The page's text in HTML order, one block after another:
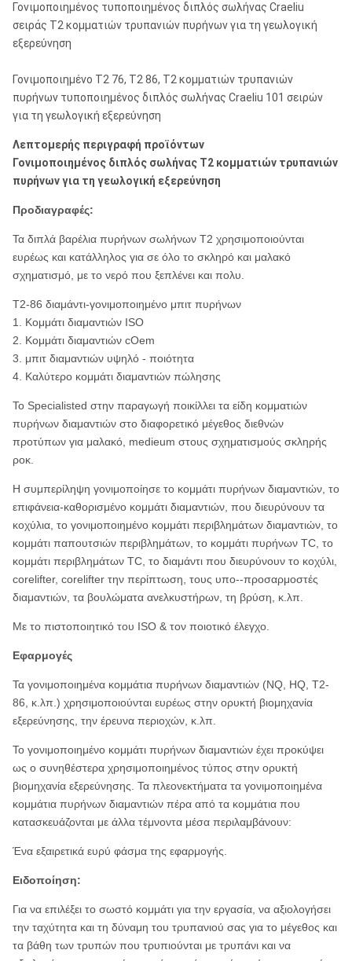
Γονιμοποιημένος τυποποιημένος διπλός σωλήνας Craeliu
σειράς T2 κομματιών τρυπανιών πυρήνων για τη γεωλογική
εξερεύνηση
Γονιμοποιημένο T2 76, T2 86, T2 κομματιών τρυπανιών
πυρήνων τυποποιημένος διπλός σωλήνας Craeliu 101 σειρών
για τη γεωλογική εξερεύνηση
Λεπτομερής περιγραφή προϊόντων
Γονιμοποιημένος διπλός σωλήνας T2 κομματιών τρυπανιών
πυρήνων για τη γεωλογική εξερεύνηση
Προδιαγραφές:
Τα διπλά βαρέλια πυρήνων σωλήνων T2 χρησιμοποιούνται
ευρέως και κατάλληλος για σε όλο το σκληρό και μαλακό
σχηματισμό, με το νερό που ξεπλένει και πολυ.
T2-86 διαμάντι-γονιμοποιημένο μπιτ πυρήνων
1. Κομμάτι διαμαντιών ISO
2. Κομμάτι διαμαντιών cOem
3. μπιτ διαμαντιών υψηλό - ποιότητα
4. Καλύτερο κομμάτι διαμαντιών πώλησης
Το Specialisted στην παραγωγή ποικίλλει τα είδη κομματιών
πυρήνων διαμαντιών στο διαφορετικό μέγεθος διεθνών
προτύπων για μαλακό, medieum στους σχηματισμούς σκληρής
ροκ.
Η συμπερίληψη γονιμοποίησε το κομμάτι πυρήνων διαμαντιών, το
επιφάνεια-καθορισμένο κομμάτι διαμαντιών, που διευρύνουν τα
κοχύλια, το γονιμοποιημένο κομμάτι περιβλημάτων διαμαντιών, το
κομμάτι παπουτσιών περιβλημάτων, το κομμάτι πυρήνων TC, το
κομμάτι περιβλημάτων TC, το διαμάντι που διευρύνουν το κοχύλι,
corelifter, corelifter την περίπτωση, τους υπο--προσαρμοστές
διαμαντιών, τα βουλώματα ανελκυστήρων, τη βρύση, κ.λπ.
Με το πιστοποιητικό του ISO & τον ποιοτικό έλεγχο.
Εφαρμογές
Τα γονιμοποιημένα κομμάτια πυρήνων διαμαντιών (NQ, HQ, T2-
86, κ.λπ.) χρησιμοποιούνται ευρέως στην ορυκτή βιομηχανία
εξερεύνησης, την έρευνα περιοχών, κ.λπ.
Το γονιμοποιημένο κομμάτι πυρήνων διαμαντιών έχει προκύψει
ως ο συνηθέστερα χρησιμοποιημένος τύπος στην ορυκτή
βιομηχανία εξερεύνησης. Τα πλεονεκτήματα τα γονιμοποιημένα
κομμάτια πυρήνων διαμαντιών πέρα από τα κομμάτια που
κατασκευάζονται με άλλα τέμνοντα μέσα περιλαμβάνουν:
Ένα εξαιρετικά ευρύ φάσμα της εφαρμογής.
Ειδοποίηση:
Για να επιλέξει το σωστό κομμάτι για την εργασία, να αξιολογήσει
την ταχύτητα και τη δύναμη του τρυπανιού σας για το μέγεθος και
τα βάθη των τρυπών που τρυπιούνται με τρυπάνι και να